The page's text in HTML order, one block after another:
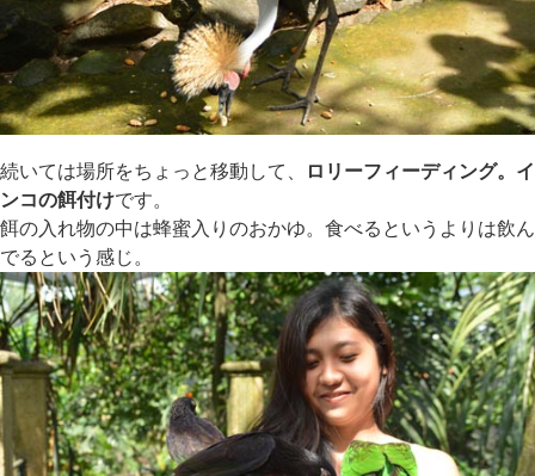
続いては場所をちょっと移動して、
ロリーフィーディング。イ
ンコの餌付けです。
餌の入れ物の中は蜂蜜入りのおかゆ。食べるというよりは飲ん
でるという感じ。